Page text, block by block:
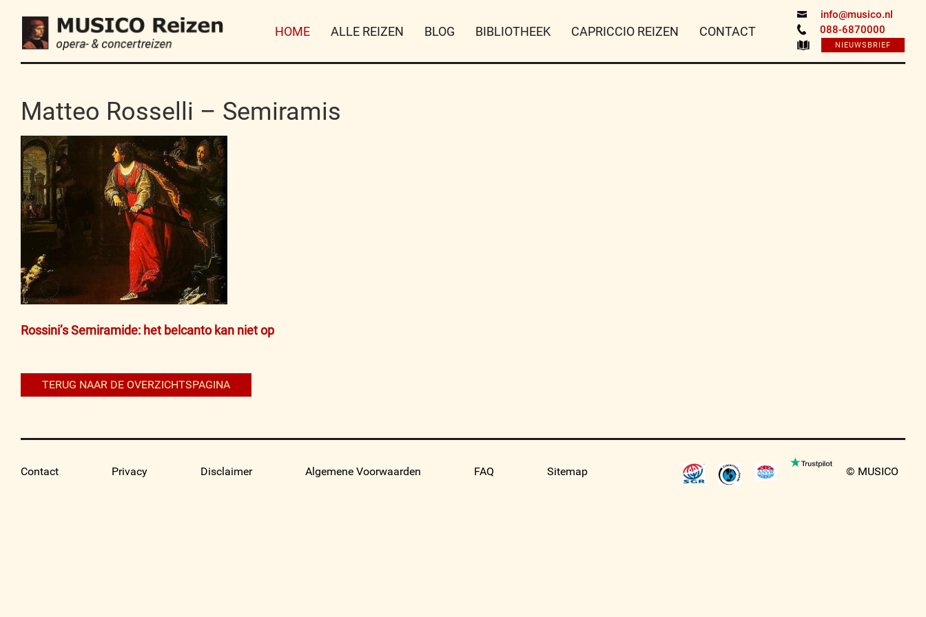
info@musico.nl
088-6870000
NIEUWSBRIEF
HOME ALLE REIZEN BLOG BIBLIOTHEEK CAPRICCIO REIZEN CONTACT
Matteo Rosselli – Semiramis
Bericht
Rossini’s Semiramide: het belcanto kan niet op
TERUG NAAR DE OVERZICHTSPAGINA
Contact Privacy Disclaimer Algemene Voorwaarden FAQ Sitemap © MUSICO